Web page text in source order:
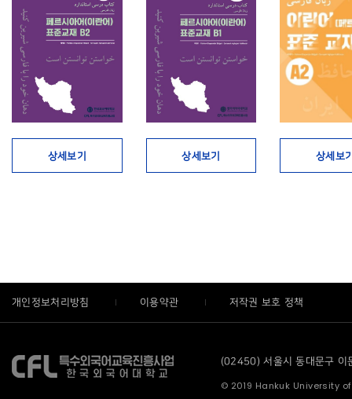
상세보기 상세보기 상세보
개인정보처리방침 이용약관 저작권 보호 정책
(02450) 서울시 동대문구
© 2019 Hankuk University